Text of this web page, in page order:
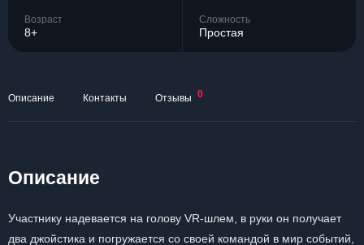
Возраст
8+
Сложность
Простая
Описание Контакты Отзывы 0
Описание
Участнику надевается на голову VR-шлем, в руки он получает
два джойстика и погружается со своей командой в мир событий,